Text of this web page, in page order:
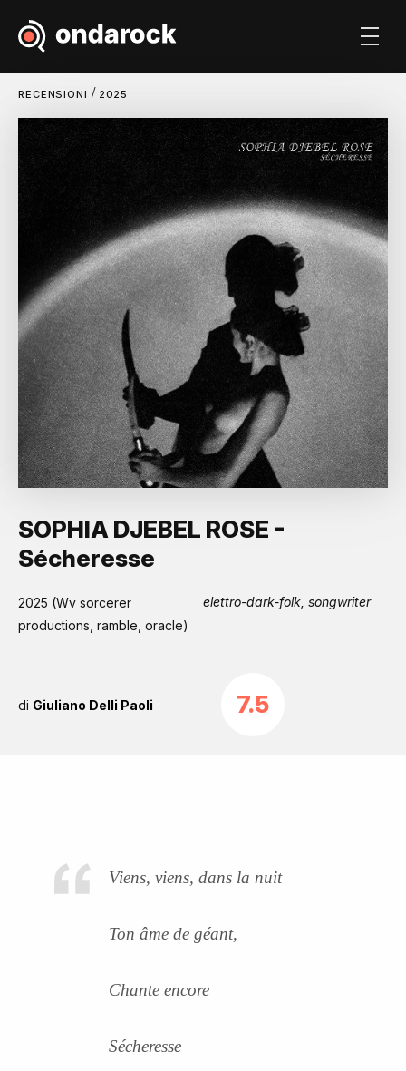
RECENSIONI / 2025
SOPHIA DJEBEL ROSE -
Sécheresse
2025 (Wv sorcerer
productions, ramble, oracle)
elettro-dark-folk, songwriter
di Giuliano Delli Paoli 7.5
Viens, viens, dans la nuit
Ton âme de géant,
Chante encore
Sécheresse